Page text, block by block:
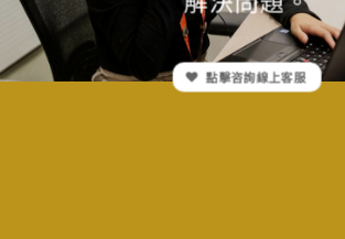
點擊咨詢線上客服